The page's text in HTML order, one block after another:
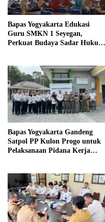
Bapas Yogyakarta Edukasi
Guru SMKN 1 Seyegan,
Perkuat Budaya Sadar Hukum
Bapas Yogyakarta Gandeng
Satpol PP Kulon Progo untuk
Pelaksanaan Pidana Kerja